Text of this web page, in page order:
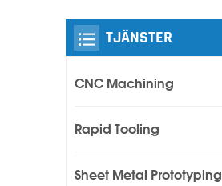
TJÄNSTER
CNC Machining
Rapid Tooling
Sheet Metal Prototyping